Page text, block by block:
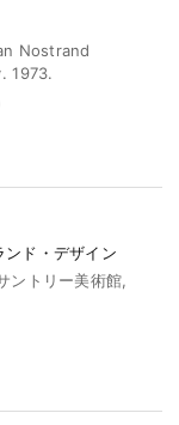
Nostrand
1973.
ド・デザイン
ントリー美術館,